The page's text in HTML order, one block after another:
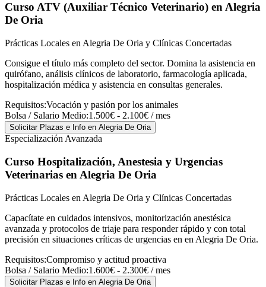
Curso ATV (Auxiliar Técnico Veterinario) en Alegria
De Oria
Prácticas Locales en Alegria De Oria y Clínicas Concertadas
Consigue el título más completo del sector. Domina la asistencia en
quirófano, análisis clínicos de laboratorio, farmacología aplicada,
hospitalización médica y asistencia en consultas generales.
Requisitos:Vocación y pasión por los animales
Bolsa / Salario Medio:1.500€ - 2.100€ / mes
Solicitar Plazas e Info en Alegria De Oria
Especialización Avanzada
Curso Hospitalización, Anestesia y Urgencias
Veterinarias en Alegria De Oria
Prácticas Locales en Alegria De Oria y Clínicas Concertadas
Capacítate en cuidados intensivos, monitorización anestésica
avanzada y protocolos de triaje para responder rápido y con total
precisión en situaciones críticas de urgencias en en Alegria De Oria.
Requisitos:Compromiso y actitud proactiva
Bolsa / Salario Medio:1.600€ - 2.300€ / mes
Solicitar Plazas e Info en Alegria De Oria